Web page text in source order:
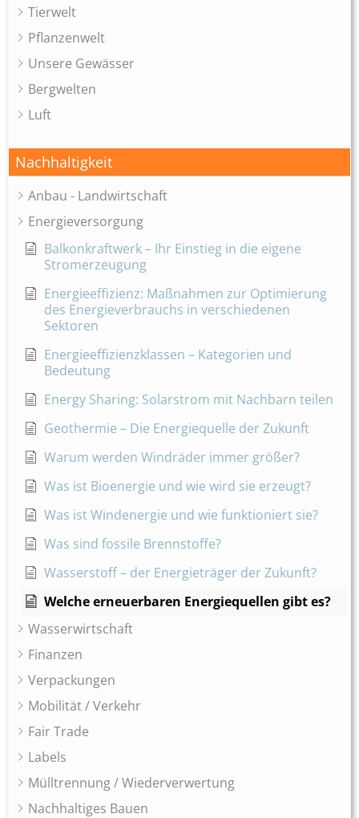
Tierwelt
Pflanzenwelt
Unsere Gewässer
Bergwelten
Luft
Nachhaltigkeit
Anbau - Landwirtschaft
Energieversorgung
Balkonkraftwerk – Ihr Einstieg in die eigene
Stromerzeugung
Energieeffizienz: Maßnahmen zur Optimierung
des Energieverbrauchs in verschiedenen
Sektoren
Energieeffizienzklassen – Kategorien und
Bedeutung
Energy Sharing: Solarstrom mit Nachbarn teilen
Geothermie – Die Energiequelle der Zukunft
Warum werden Windräder immer größer?
Was ist Bioenergie und wie wird sie erzeugt?
Was ist Windenergie und wie funktioniert sie?
Was sind fossile Brennstoffe?
Wasserstoff – der Energieträger der Zukunft?
Welche erneuerbaren Energiequellen gibt es?
Wasserwirtschaft
Finanzen
Verpackungen
Mobilität / Verkehr
Fair Trade
Labels
Mülltrennung / Wiederverwertung
Nachhaltiges Bauen